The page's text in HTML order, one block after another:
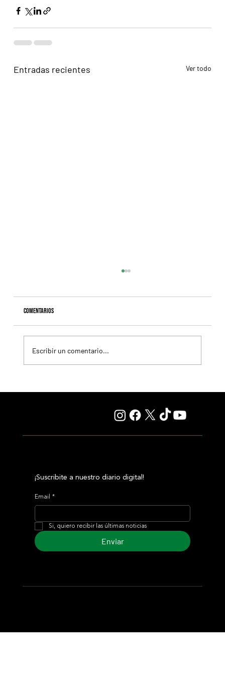
Entradas recientes Ver todo
Comentarios
Escribir un comentario...
¡Suscribite a nuestro diario digital!
Email *
Si, quiero recibir las últimas noticias
Enviar